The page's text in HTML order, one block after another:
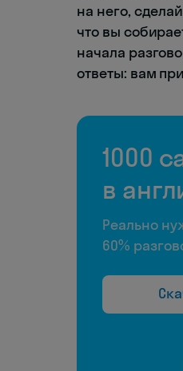
на него,
что вы
начала
ответы: вам
1000
в
Реально
60%